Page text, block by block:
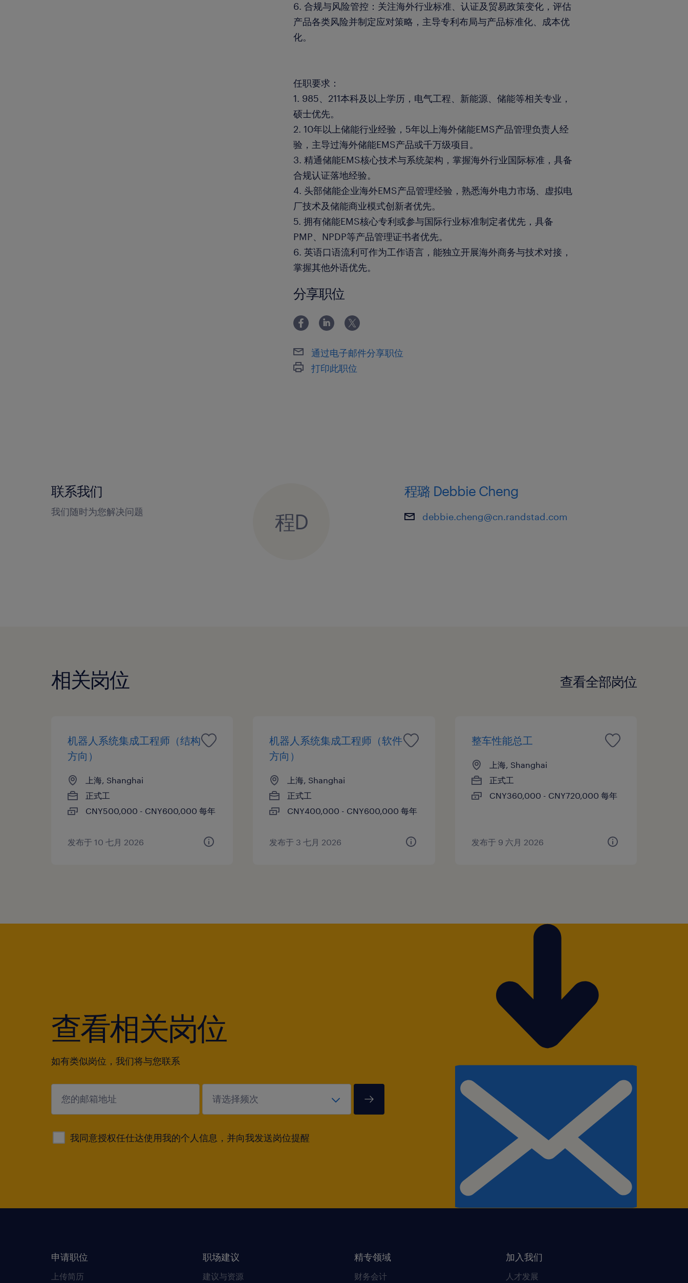
6. 合规与风险管控：关注海外行业标准、认证及贸易政策变化，评估
产品各类风险并制定应对策略，主导专利布局与产品标准化、成本优
化。
任职要求：
1. 985、211本科及以上学历，电气工程、新能源、储能等相关专业，
硕士优先。
2. 10年以上储能行业经验，5年以上海外储能EMS产品管理负责人经
验，主导过海外储能EMS产品或千万级项目。
3. 精通储能EMS核心技术与系统架构，掌握海外行业国际标准，具备
合规认证落地经验。
4. 头部储能企业海外EMS产品管理经验，熟悉海外电力市场、虚拟电
厂技术及储能商业模式创新者优先。
5. 拥有储能EMS核心专利或参与国际行业标准制定者优先，具备
PMP、NPDP等产品管理证书者优先。
6. 英语口语流利可作为工作语言，能独立开展海外商务与技术对接，
掌握其他外语优先。
分享职位
通过电子邮件分享职位
打印此职位
联系我们
我们随时为您解决问题 程D
程璐 Debbie Cheng
debbie.cheng@cn.randstad.com
相关岗位 查看全部岗位
机器人系统集成工程师（结构
方向）
上海, Shanghai
正式工
CNY500,000 - CNY600,000 每年
发布于 10 七月 2026
机器人系统集成工程师（软件
方向）
上海, Shanghai
正式工
CNY400,000 - CNY600,000 每年
发布于 3 七月 2026
整车性能总工
上海, Shanghai
正式工
CNY360,000 - CNY720,000 每年
发布于 9 六月 2026
查看相关岗位
如有类似岗位，我们将与您联系
我同意授权任仕达使用我的个人信息，并向我发送岗位提醒
submit
申请职位
上传简历
职场建议
建议与资源
精专领域
财务会计
加入我们
人才发展